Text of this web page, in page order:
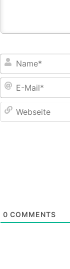
0 COMMENTS